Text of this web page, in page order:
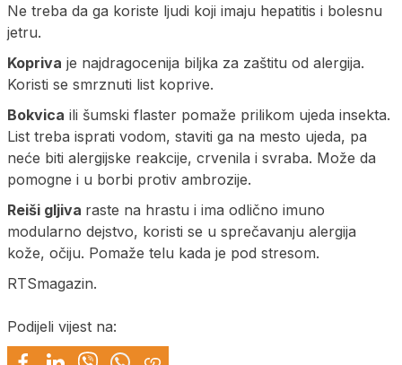
Ne treba da ga koriste ljudi koji imaju hepatitis i bolesnu
jetru.
Kopriva je najdragocenija biljka za zaštitu od alergija.
Koristi se smrznuti list koprive.
Bokvica ili šumski flaster pomaže prilikom ujeda insekta.
List treba isprati vodom, staviti ga na mesto ujeda, pa
neće biti alergijske reakcije, crvenila i svraba. Može da
pomogne i u borbi protiv ambrozije.
Reiši gljiva raste na hrastu i ima odlično imuno
modularno dejstvo, koristi se u sprečavanju alergija
kože, očiju. Pomaže telu kada je pod stresom.
RTSmagazin.
Podijeli vijest na: